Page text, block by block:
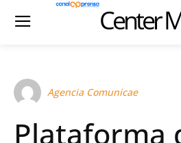
Center
Agencia Comunicae
Plataforma